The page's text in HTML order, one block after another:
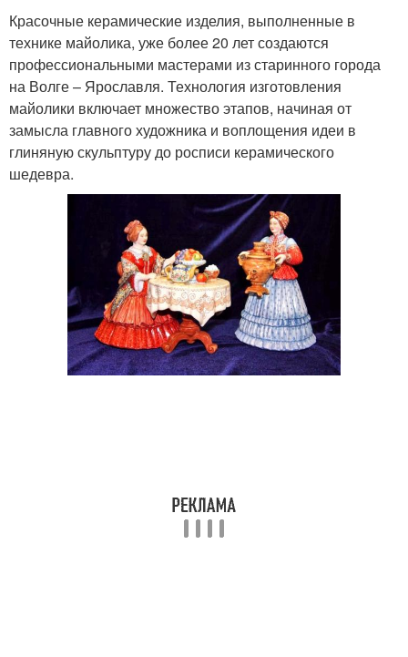
Красочные керамические изделия, выполненные в
технике майолика, уже более 20 лет создаются
профессиональными мастерами из старинного города
на Волге – Ярославля. Технология изготовления
майолики включает множество этапов, начиная от
замысла главного художника и воплощения идеи в
глиняную скульптуру до росписи керамического
шедевра.